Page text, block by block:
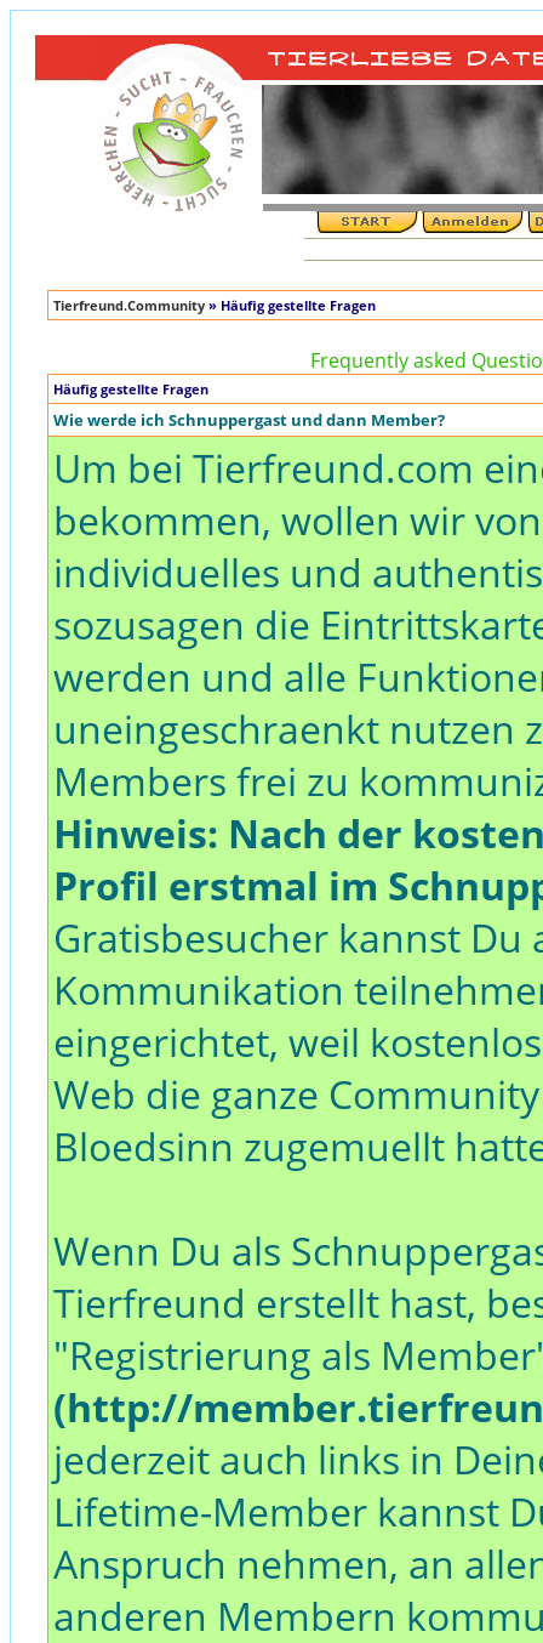
Tierfreund.Community » Häufig gestellte Fragen
Frequently asked
Häufig gestellte Fragen
Wie werde ich Schnuppergast und dann Member?
Um bei Tierfreund.com
bekommen, wollen wir
individuelles und
sozusagen die
werden und alle
uneingeschraenkt nutzen
Members frei zu
Hinweis: Nach der
Profil erstmal im
Gratisbesucher kannst
Kommunikation
eingerichtet, weil
Web die ganze
Bloedsinn zugemuellt
Wenn Du als
Tierfreund erstellt hast,
"Registrierung als
(http://
jederzeit auch links in
Lifetime-Member kannst
Anspruch nehmen, an
anderen Membern